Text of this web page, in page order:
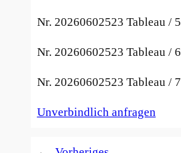
Nr. 20260602523 Tableau / 5
Nr. 20260602523 Tableau / 6
Nr. 20260602523 Tableau / 7
Unverbindlich anfragen